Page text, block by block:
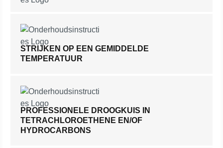
STRIJKEN OP EEN GEMIDDELDE
TEMPERATUUR
PROFESSIONELE DROOGKUIS IN
TETRACHLOROETHENE EN/OF
HYDROCARBONS